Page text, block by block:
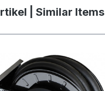
überspringen
| Similar Items